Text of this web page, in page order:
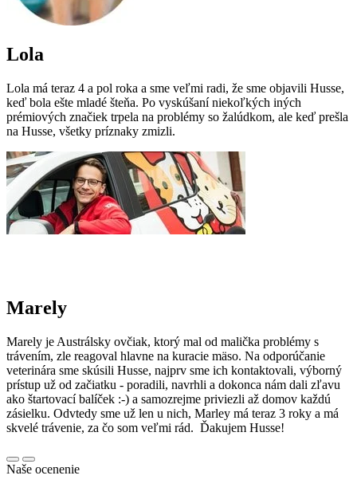
Lola
Lola má teraz 4 a pol roka a sme veľmi radi, že sme objavili Husse,
keď bola ešte mladé šteňa. Po vyskúšaní niekoľkých iných
prémiových značiek trpela na problémy so žalúdkom, ale keď prešla
na Husse, všetky príznaky zmizli.
Marely
Marely je Austrálsky ovčiak, ktorý mal od malička problémy s
trávením, zle reagoval hlavne na kuracie mäso. Na odporúčanie
veterinára sme skúsili Husse, najprv sme ich kontaktovali, výborný
prístup už od začiatku - poradili, navrhli a dokonca nám dali zľavu
ako štartovací balíček :-) a samozrejme priviezli až domov každú
zásielku. Odvtedy sme už len u nich, Marley má teraz 3 roky a má
skvelé trávenie, za čo som veľmi rád. Ďakujem Husse!
Naše ocenenie